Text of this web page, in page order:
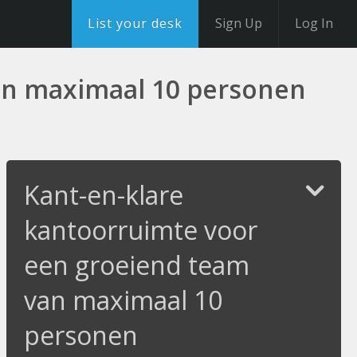
List your desk Sign Up Log In
maximaal 10 personen
Kant-en-klare
kantoorruimte voor
een groeiend team
van maximaal 10
personen